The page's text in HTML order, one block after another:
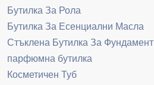
Бутилка За Рола
Бутилка За Есенциални Масла
Стъклена Бутилка За Фундамент
парфюмна бутилка
Косметичен Туб